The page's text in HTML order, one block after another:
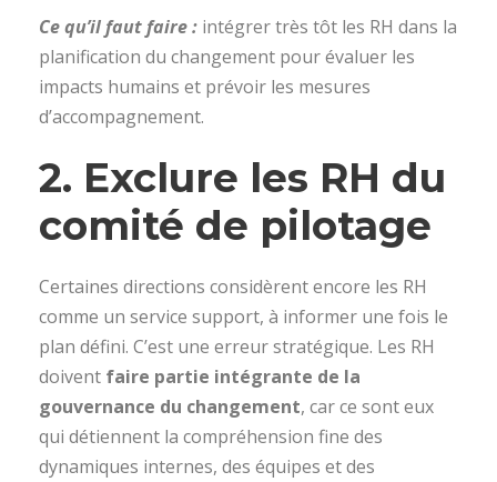
Ce qu’il faut faire : intégrer très tôt les RH dans la
planification du changement pour évaluer les
impacts humains et prévoir les mesures
d’accompagnement.
2. Exclure les RH du
comité de pilotage
Certaines directions considèrent encore les RH
comme un service support, à informer une fois le
plan défini. C’est une erreur stratégique. Les RH
doivent faire partie intégrante de la
gouvernance du changement, car ce sont eux
qui détiennent la compréhension fine des
dynamiques internes, des équipes et des